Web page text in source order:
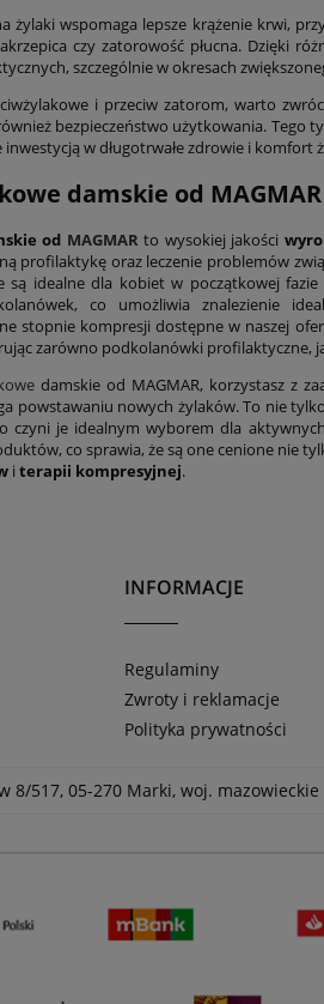
żylaki wspomaga lepsze krążenie krwi,
czy zatorowość płucna. Dzięki
szczególnie w okresach
i przeciw zatorom, warto
bezpieczeństwo użytkowania. Tego
w długotrwałe zdrowie i komfort
damskie od MAGMAR
od MAGMARto wysokiej jakości
profilaktykę oraz leczenie problemów
idealne dla kobiet w początkowej
co umożliwia znalezienie
stopnie kompresji dostępne w naszej
zarówno podkolanówki profilaktyczne,
damskie od MAGMAR, korzystasz z
powstawaniu nowych żylaków. To nie
czyni je idealnym wyborem dla
co sprawia, że są one cenione nie
i terapii kompresyjnej.
INFORMACJE
Regulaminy
Zwroty i reklamacje
Polityka prywatności
8/517, 05-270 Marki, woj. mazowieckie